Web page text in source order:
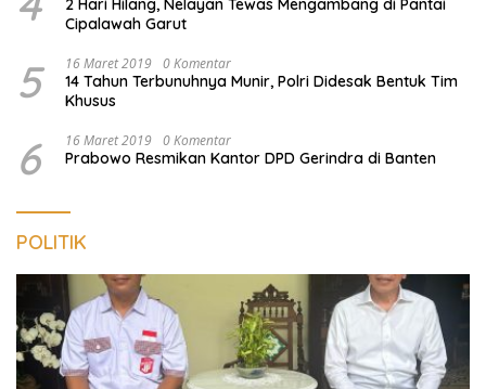
2 Hari Hilang, Nelayan Tewas Mengambang di Pantai
Cipalawah Garut
5 16 Maret 2019 0 Komentar
14 Tahun Terbunuhnya Munir, Polri Didesak Bentuk Tim
Khusus
6 16 Maret 2019 0 Komentar
Prabowo Resmikan Kantor DPD Gerindra di Banten
POLITIK